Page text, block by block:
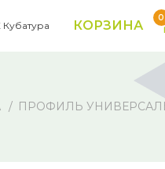
Кубатура КОРЗИНА
0
ПРОФИЛЬ